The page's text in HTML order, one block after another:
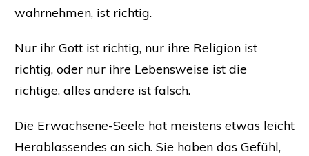
wahrnehmen, ist richtig.
Nur ihr Gott ist richtig, nur ihre Religion ist
richtig, oder nur ihre Lebensweise ist die
richtige, alles andere ist falsch.
Die Erwachsene-Seele hat meistens etwas leicht
Herablassendes an sich. Sie haben das Gefühl,